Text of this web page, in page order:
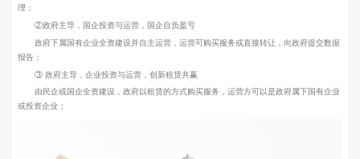
理；
②政府主导，国企投资与运营，国企自负盈亏
政府下属国有企业全资建设并自主运营，运营可购买服务或直接转让，向政府提交数据
报告；
③ 政府主导，企业投资与运营，创新租赁共赢
由民企或国企全资建设，政府以租赁的方式购买服务，运营方可以是政府属下国有企业
或投资企业；